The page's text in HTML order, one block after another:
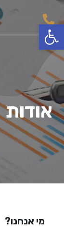
פתח סרגל נגישות
לתוכן
אודות
מי אנחנו?